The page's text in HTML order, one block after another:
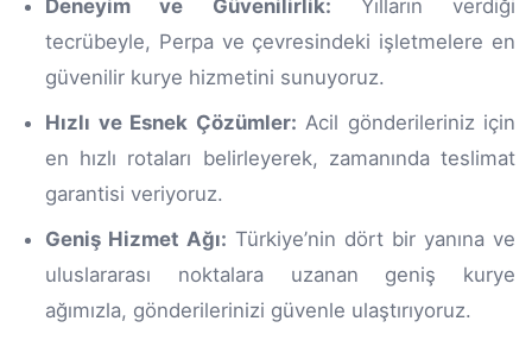
Deneyim ve Güvenilirlik: Yılların verdiği
tecrübeyle, Perpa ve çevresindeki işletmelere en
güvenilir kurye hizmetini sunuyoruz.
Hızlı ve Esnek Çözümler: Acil gönderileriniz için
en hızlı rotaları belirleyerek, zamanında teslimat
garantisi veriyoruz.
Geniş Hizmet Ağı: Türkiye’nin dört bir yanına ve
uluslararası noktalara uzanan geniş kurye
ağımızla, gönderilerinizi güvenle ulaştırıyoruz.